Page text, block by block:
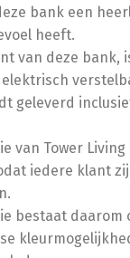
bank een
heeft.
van deze bank,
geleverd
van Tower
iedere klant
bestaat daarom